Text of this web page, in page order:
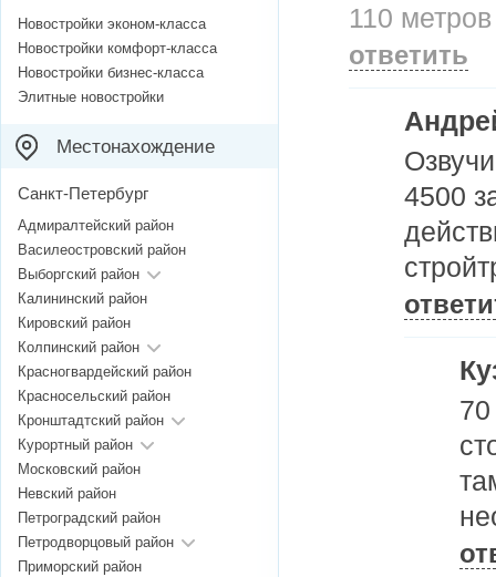
110
ответить
4500
Новостройки эконом-класса
Новостройки комфорт-класса
Новостройки бизнес-класса
Элитные новостройки
Местонахождение
Санкт-Петербург
Адмиралтейский район
Василеостровский район
Выборгский район
Калининский район
Кировский район
Колпинский район
Красногвардейский район
Красносельский район
Кронштадтский район
Курортный район
Московский район
Невский район
Петроградский район
Петродворцовый район
Приморский район